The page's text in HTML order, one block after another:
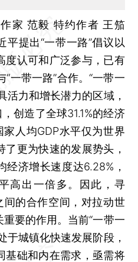
作家 范毅 特约作者 王笳
平提出“一带一路”倡议以
度认可和广泛参与，已有
一带一路”合作。“一带一
活力和增长潜力的区域，
创造了全球31.1%的经济
家人均GDP水平仅为世界
更为快速的发展势头，
经济增长速度达6.28%，
高出一倍多。因此，寻
间的合作空间，对拉动世
要的作用。当前“一带一
于城镇化快速发展阶段，
基础和内在需求，亟需将